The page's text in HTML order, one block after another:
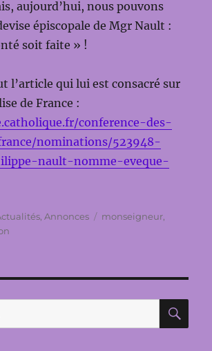
aujourd’hui, nous pouvons
épiscopale de Mgr Nault :
soit faite » !
l’article qui lui est consacré sur
de France :
conference-des-
nominations/523948-
nault-nomme-eveque-
,Annonces Étiquettes
monseigneur,